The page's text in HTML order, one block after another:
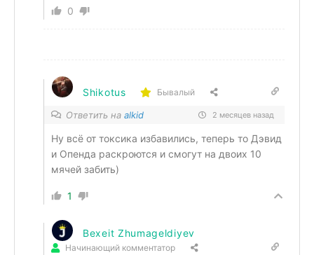
0
Shikotus Бывалый
Ответить на alkid 2 месяцев назад
Ну всё от токсика избавились, теперь то Дэвид
и Опенда раскроются и смогут на двоих 10
мячей забить)
1
Bexeit Zhumageldiyev
Начинающий комментатор